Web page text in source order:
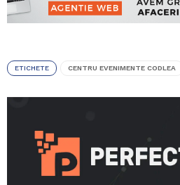
ETICHETE CENTRU EVENIMENTE CODLEA